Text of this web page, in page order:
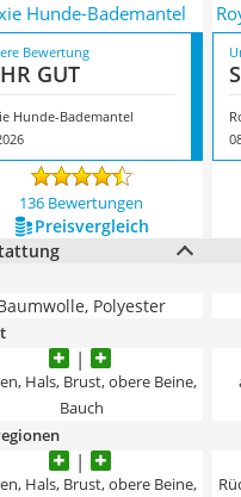
Hunde-Bademantel
Bewertung
GUT
Hunde-Bademantel
136 Bewertungen
Preis­vergleich
Polyester
Hals, Brust, obere Beine,
Bauch
Hals, Brust, obere Beine,